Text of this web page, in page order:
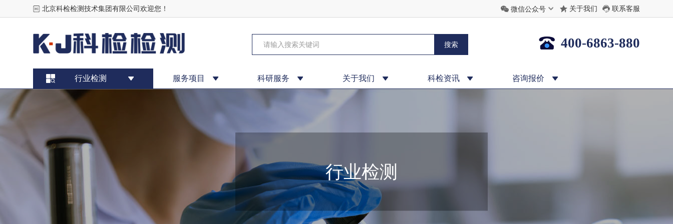
北京科检检测技术集团有限公司欢迎您！ 微信公众号 关于我们 联系客服
400-6863-880
行业检测 服务项目 科研服务 关于我们 科检资讯 咨询报价
行业检测